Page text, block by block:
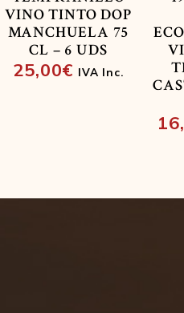
VINO TINTO DOP
MANCHUELA 75
CL – 6 UDS
25,00€ IVA Inc.